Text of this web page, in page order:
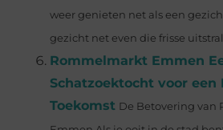
weer genieten net als een
gezicht net even die frisse
Rommelmarkt Emmen
Schatzoektocht voor een
Toekomst De Betovering van